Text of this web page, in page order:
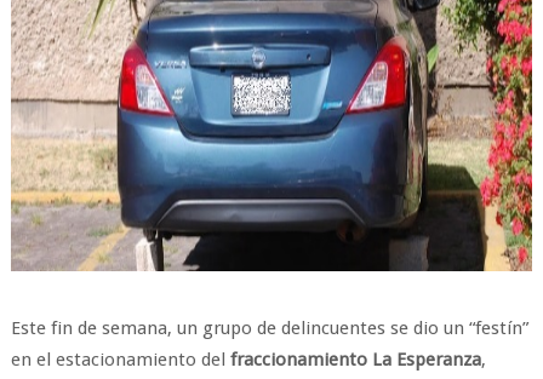
Este fin de semana, un grupo de delincuentes se dio un “festín”
en el estacionamiento del fraccionamiento La Esperanza,